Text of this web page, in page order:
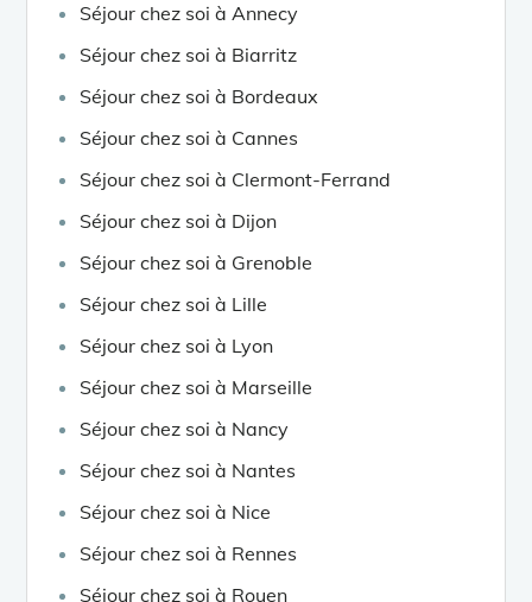
Séjour chez soi à Annecy
Séjour chez soi à Biarritz
Séjour chez soi à Bordeaux
Séjour chez soi à Cannes
Séjour chez soi à Clermont-Ferrand
Séjour chez soi à Dijon
Séjour chez soi à Grenoble
Séjour chez soi à Lille
Séjour chez soi à Lyon
Séjour chez soi à Marseille
Séjour chez soi à Nancy
Séjour chez soi à Nantes
Séjour chez soi à Nice
Séjour chez soi à Rennes
Séjour chez soi à Rouen